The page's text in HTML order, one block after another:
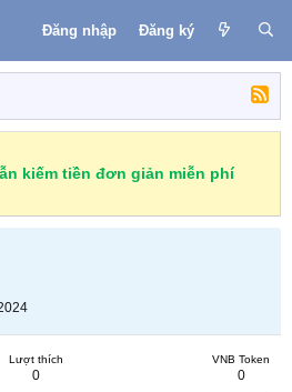
Đăng nhập Đăng ký
kiếm tiền đơn giản miễn phí
Lượt thích
0
VNB Token
0